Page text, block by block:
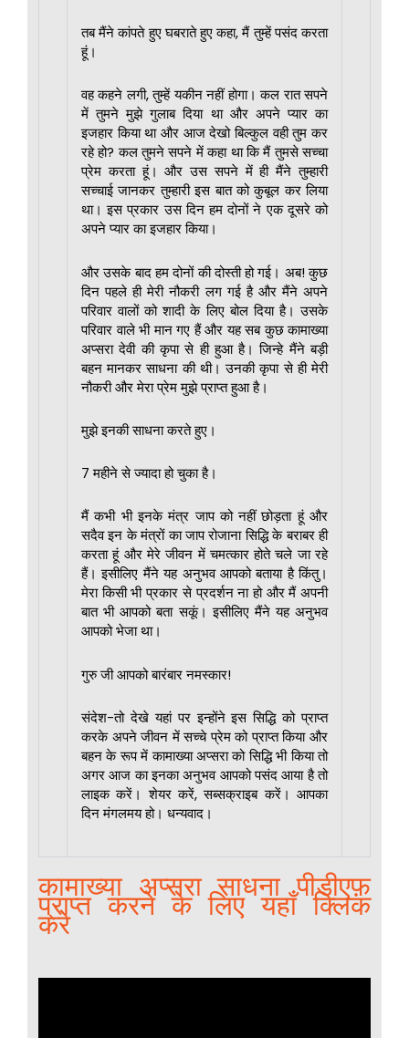
तब मैंने कांपते हुए घबराते हुए कहा, मैं तुम्हें पसंद करता
हूं।
वह कहने लगी, तुम्हें यकीन नहीं होगा। कल रात सपने
में तुमने मुझे गुलाब दिया था और अपने प्यार का
इजहार किया था और आज देखो बिल्कुल वही तुम कर
रहे हो? कल तुमने सपने में कहा था कि मैं तुमसे सच्चा
प्रेम करता हूं। और उस सपने में ही मैंने तुम्हारी
सच्चाई जानकर तुम्हारी इस बात को कुबूल कर लिया
था। इस प्रकार उस दिन हम दोनों ने एक दूसरे को
अपने प्यार का इजहार किया।
और उसके बाद हम दोनों की दोस्ती हो गई। अब! कुछ
दिन पहले ही मेरी नौकरी लग गई है और मैंने अपने
परिवार वालों को शादी के लिए बोल दिया है। उसके
परिवार वाले भी मान गए हैं और यह सब कुछ कामाख्या
अप्सरा देवी की कृपा से ही हुआ है। जिन्हे मैंने बड़ी
बहन मानकर साधना की थी। उनकी कृपा से ही मेरी
नौकरी और मेरा प्रेम मुझे प्राप्त हुआ है।
मुझे इनकी साधना करते हुए।
7 महीने से ज्यादा हो चुका है।
मैं कभी भी इनके मंत्र जाप को नहीं छोड़ता हूं और
सदैव इन के मंत्रों का जाप रोजाना सिद्धि के बराबर ही
करता हूं और मेरे जीवन में चमत्कार होते चले जा रहे
हैं। इसीलिए मैंने यह अनुभव आपको बताया है किंतु।
मेरा किसी भी प्रकार से प्रदर्शन ना हो और मैं अपनी
बात भी आपको बता सकूं। इसीलिए मैंने यह अनुभव
आपको भेजा था।
गुरु जी आपको बारंबार नमस्कार!
संदेश-तो देखे यहां पर इन्होंने इस सिद्धि को प्राप्त
करके अपने जीवन में सच्चे प्रेम को प्राप्त किया और
बहन के रूप में कामाख्या अप्सरा को सिद्धि भी किया तो
अगर आज का इनका अनुभव आपको पसंद आया है तो
लाइक करें। शेयर करें, सब्सक्राइब करें। आपका
दिन मंगलमय हो। धन्यवाद।
कामाख्या अप्सरा साधना पीडीएफ़
प्राप्त करने के लिए यहाँ क्लिक
करे